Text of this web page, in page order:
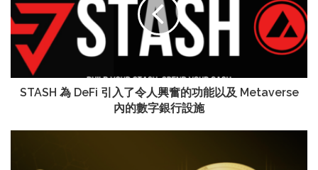
STASH 為 DeFi 引入了令人興奮的功能以及 Metaverse
內的數字銀行設施